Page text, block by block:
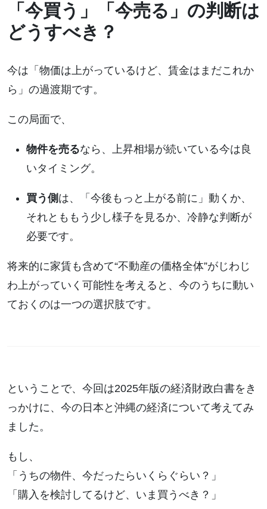
「今買う」「今売る」の判断は
どうすべき？
今は「物価は上がっているけど、賃金はまだこれか
ら」の過渡期です。
この局面で、
物件を売るなら、上昇相場が続いている今は良
いタイミング。
買う側 は、「今後もっと上がる前に」動くか、
それとももう少し様子を見るか、冷静な判断が
必要です。
将来的に家賃も含めて“不動産の価格全体”がじわじ
わ上がっていく可能性を考えると、今のうちに動い
ておくのは一つの選択肢です。
ということで、今回は2025年版の経済財政白書をき
っかけに、今の日本と沖縄の経済について考えてみ
ました。
もし、
「うちの物件、今だったらいくらぐらい？」
「購入を検討してるけど、いま買うべき？」